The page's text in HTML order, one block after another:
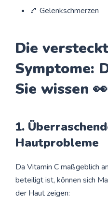
🦴 Gelenkschmerzen
Die
Symptome:
Sie wissen 👀
1.
Hautprobleme
Da Vitamin C maßgeblich
beteiligt ist, können sich
der Haut zeigen: